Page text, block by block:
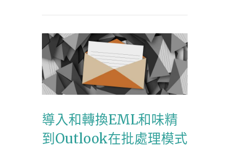
導入和轉換EML和味精
到Outlook在批處理模式